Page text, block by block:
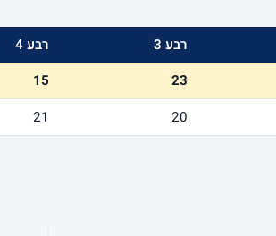
רבע 3 רבע 4
23
15
20
21